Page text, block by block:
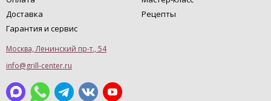
Доставка
Гарантия и сервис
Рецепты
Москва, Ленинский пр-т., 54
info@grill-center.ru